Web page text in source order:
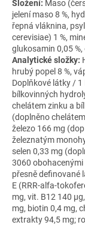
Složení: Maso
jelení maso 8 %,
řepná vláknina,
cerevisiae) 1 %,
glukosamin 0,05
Analytické složky:
hrubý popel 8 %,
Doplňkové látky /
bílkovinných
chelátem zinku a
(doplněno
železo 166 mg
železnatým
selen 0,33 mg
3060
přesně definované
E (RRR-alfa-
mg, vit. B12 140
mg, biotin 0,4 mg,
extrakty 94,5 mg;